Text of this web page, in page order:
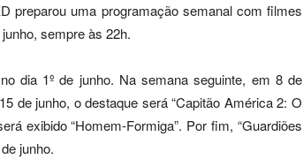
preparou uma programação semanal com filmes
sempre às 22h.
dia 1º de junho. Na semana seguinte, em 8 de
de junho, o destaque será “Capitão América 2: O
exibido “Homem-Formiga”. Por fim, “Guardiões
junho.